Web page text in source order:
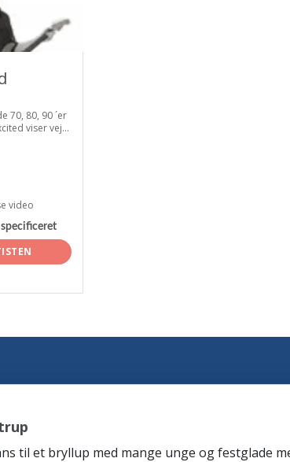
70, 80, 90 ´er
viser vej...
video
specificeret
til et bryllup med mange unge og festglade